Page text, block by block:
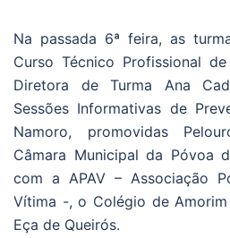
Na passada 6ª feira, as
Curso Técnico Profissional
Diretora de Turma Ana
Sessões Informativas de
Namoro, promovidas
Câmara Municipal da Póvoa
com a APAV – Associação
Vítima -, o Colégio de
Eça de Queirós.